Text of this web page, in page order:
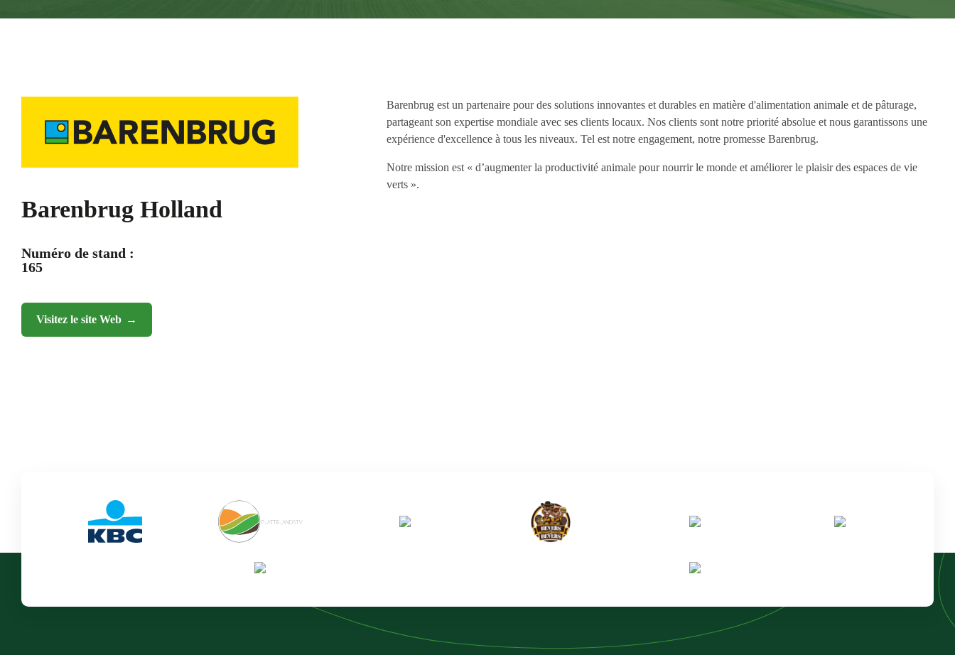
Barenbrug Holland
Numéro de stand :
165
Visitez le site Web
Barenbrug est un partenaire pour des solutions innovantes et durables en matière d'alimentation animale et de pâturage,
partageant son expertise mondiale avec ses clients locaux. Nos clients sont notre priorité absolue et nous garantissons une
expérience d'excellence à tous les niveaux. Tel est notre engagement, notre promesse Barenbrug.
Notre mission est « d’augmenter la productivité animale pour nourrir le monde et améliorer le plaisir des espaces de vie
verts ».